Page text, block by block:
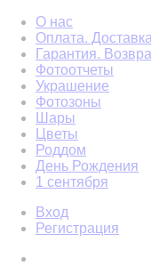
О нас
Оплата. Доставка
Гарантия.
Фотоотчеты
Украшение
Фотозоны
Шары
Цветы
Роддом
День Рождения
1 сентября
Вход
Регистрация